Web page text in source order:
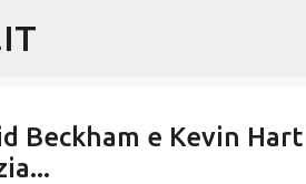
Beckham e Kevin